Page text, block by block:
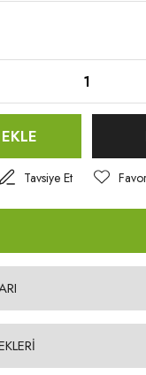
Tavsiye Et